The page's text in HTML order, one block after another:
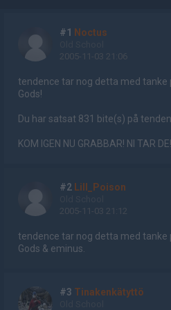
#1 Noctus
2005-11-03 21:06
tendence tar nog detta med
Gods!
Du har satsat 831 bite(s) på
KOM IGEN NU GRABBAR! NI TAR
#2 Lill_Poison
2005-11-03 21:12
tendence tar nog detta med
Gods & eminus.
#3 Tinakenkätyttö